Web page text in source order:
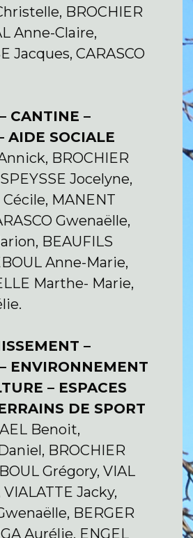
BROCHIER
Anne-Claire,
Jacques, CARASCO
CANTINE –
AIDE SOCIALE
BROCHIER
Jocelyne,
Cécile, MANENT
Gwenaëlle,
BEAUFILS
Anne-Marie,
Marthe- Marie,
–
ENVIRONNEMENT
– ESPACES
DE SPORT
Benoit,
BROCHIER
Grégory, VIAL
Jacky,
BERGER
Aurélie, ENGEL